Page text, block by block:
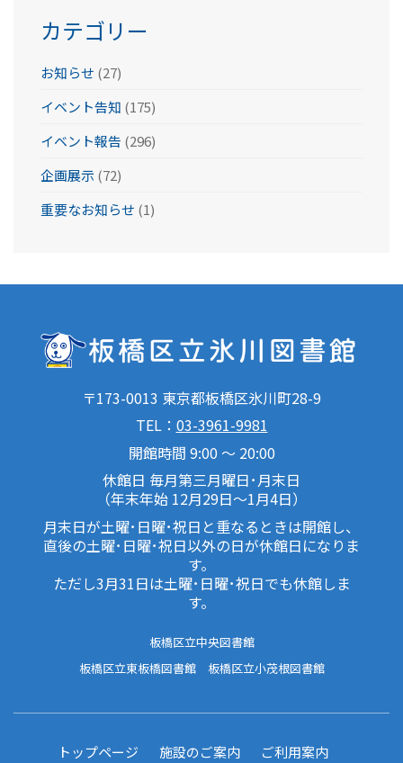
カテゴリー
お知らせ (27)
イベント告知 (175)
イベント報告 (296)
企画展示(72)
重要なお知らせ (1)
〒173-0013 東京都板橋区氷川町28-9
TEL： 03-3961-9981
開館時間 9:00 ～ 20:00
休館日 毎月第三月曜日･月末日
（年末年始 12月29日～1月4日）
月末日が土曜･日曜･祝日と重なるときは開館し、
直後の土曜･日曜･祝日以外の日が休館日になりま
す。
ただし3月31日は土曜･日曜･祝日でも休館しま
す。
板橋区立中央図書館
板橋区立東板橋図書館
板橋区立小茂根図書館
トップページ 施設のご案内 ご利用案内